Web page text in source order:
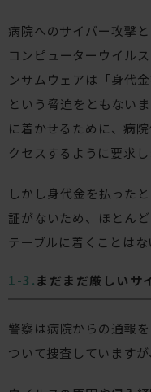
病院へのサイバー攻撃
コンピューターウイル
ンサムウェアは「身代
という脅迫をともない
に着かせるために、病
クセスするように要求し
しかし身代金を払った
証がないため、ほとん
テーブルに着くことはな
まだまだ厳しいサ
警察は病院からの通報
ついて捜査しています